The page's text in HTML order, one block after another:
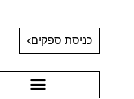
כניסת ספקים